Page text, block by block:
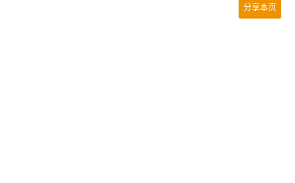
分享本页